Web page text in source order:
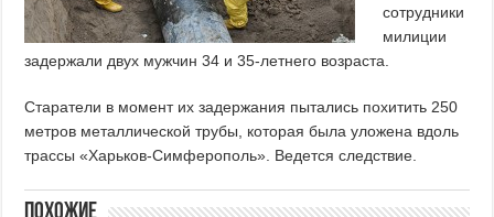
сотрудники
милиции
задержали двух мужчин 34 и 35-летнего возраста.
Старатели в момент их задержания пытались похитить 250
метров металлической трубы, которая была уложена вдоль
трассы «Харьков-Симферополь». Ведется следствие.